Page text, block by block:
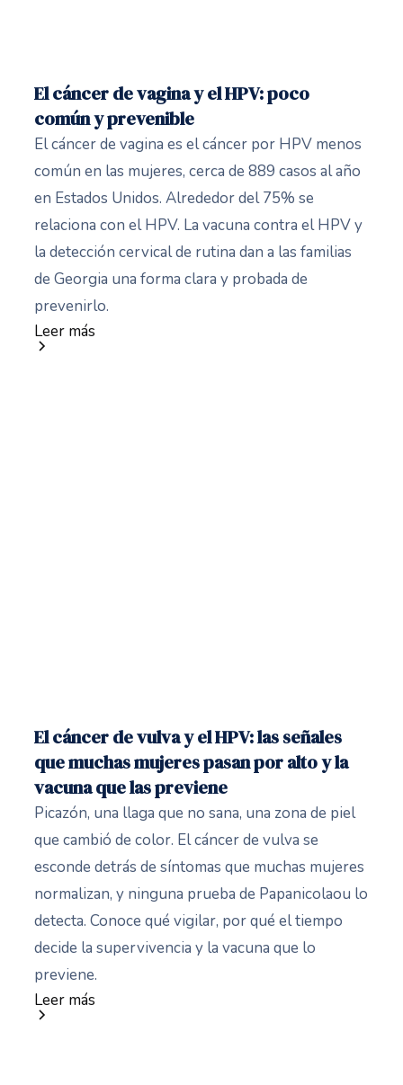
El cáncer de vagina y el HPV: poco
común y prevenible
El cáncer de vagina es el cáncer por HPV menos
común en las mujeres, cerca de 889 casos al año
en Estados Unidos. Alrededor del 75% se
relaciona con el HPV. La vacuna contra el HPV y
la detección cervical de rutina dan a las familias
de Georgia una forma clara y probada de
prevenirlo.
Leer más
El cáncer de vulva y el HPV: las señales
que muchas mujeres pasan por alto y la
vacuna que las previene
Picazón, una llaga que no sana, una zona de piel
que cambió de color. El cáncer de vulva se
esconde detrás de síntomas que muchas mujeres
normalizan, y ninguna prueba de Papanicolaou lo
detecta. Conoce qué vigilar, por qué el tiempo
decide la supervivencia y la vacuna que lo
previene.
Leer más